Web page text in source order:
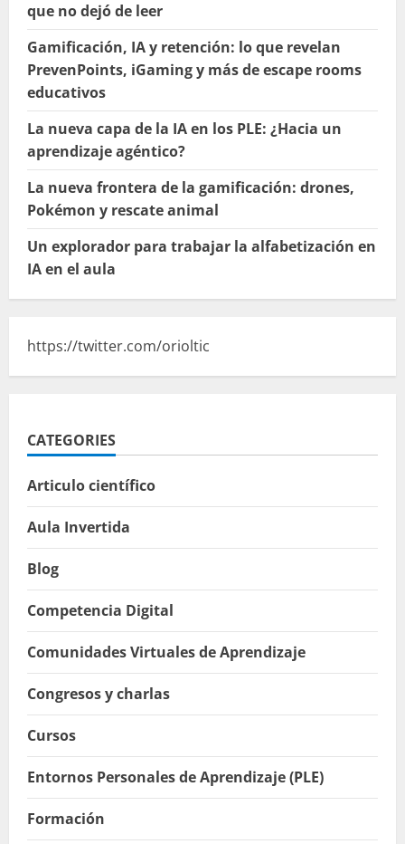
que no dejó de leer
Gamificación, IA y retención: lo que revelan
PrevenPoints, iGaming y más de escape rooms
educativos
La nueva capa de la IA en los PLE: ¿Hacia un
aprendizaje agéntico?
La nueva frontera de la gamificación: drones,
Pokémon y rescate animal
Un explorador para trabajar la alfabetización en
IA en el aula
https://twitter.com/orioltic
CATEGORIES
Articulo científico
Aula Invertida
Blog
Competencia Digital
Comunidades Virtuales de Aprendizaje
Congresos y charlas
Cursos
Entornos Personales de Aprendizaje (PLE)
Formación